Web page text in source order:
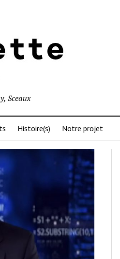
Sceaux
Histoire(s) Notre projet